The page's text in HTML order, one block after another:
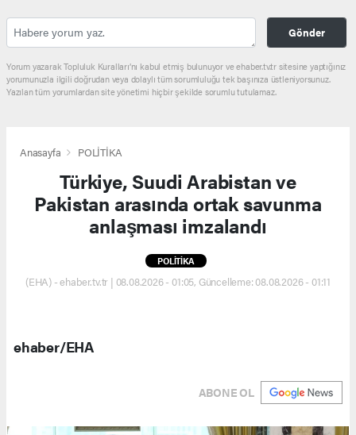
Gönder
Yorum yazarak Topluluk Kuralları’nı kabul etmiş bulunuyor ve ehaber.tv.tr sitesine yaptığınız
yorumunuzla ilgili doğrudan veya dolaylı tüm sorumluluğu tek başınıza üstleniyorsunuz.
Yazılan tüm yorumlardan site yönetimi hiçbir şekilde sorumlu tutulamaz.
Anasayfa POLİTİKA
Türkiye, Suudi Arabistan ve
Pakistan arasında ortak savunma
anlaşması imzalandı
POLİTİKA
(EHA) - ehaber.tv.tr | 08.08.2026 - 01:05, Güncelleme: 08.08.2026 - 01:11
ehaber/EHA
ABONE OL